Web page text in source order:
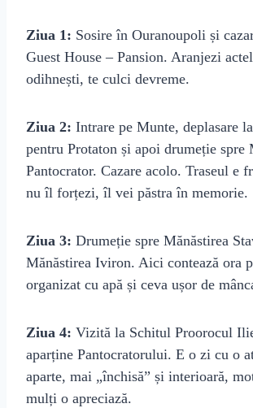
Ziua 1: Sosire în Ouranoupoli și
Guest House – Pansion. Aranjezi
odihnești, te culci devreme.
Ziua 2: Intrare pe Munte, deplasare
pentru Protaton și apoi drumeție spre
Pantocrator. Cazare acolo. Traseul e
nu îl forțezi, îl vei păstra în memorie.
Ziua 3: Drumeție spre Mănăstirea
Mănăstirea Iviron. Aici contează ora
organizat cu apă și ceva ușor de
Ziua 4: Vizită la Schitul Proorocul
aparține Pantocratorului. E o zi cu o
aparte, mai „închisă” și interioară,
mulți o apreciază.